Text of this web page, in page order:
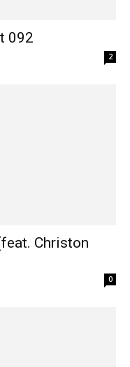
092
2
Christon
0